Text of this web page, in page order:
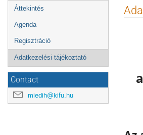
Event
menu
Áttekintés
Agenda
Regisztráció
Adatkezelési tájékoztató
Contact
miedih@kifu.hu